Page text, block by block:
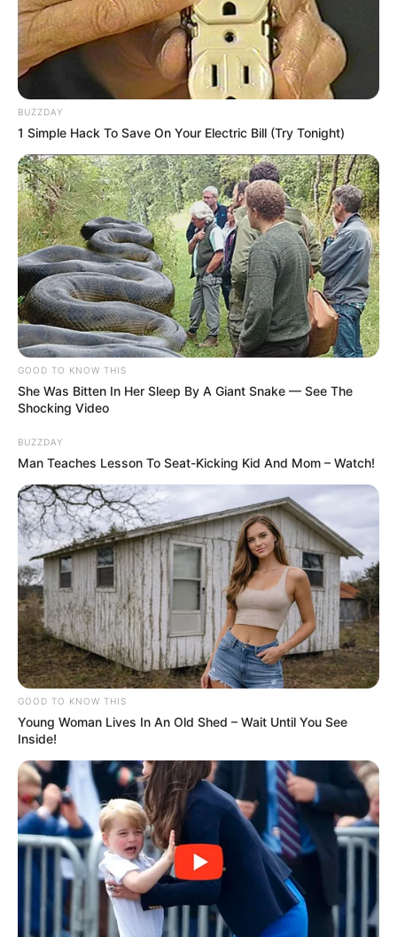
Plus belle la vie, encore
plus belle : Le père
d’Aya est proche de
Christopher Wolf
De son côté, Aya annonce à Jules qu’elle a
réussi à obtenir un rendez-vous avec
Christopher Wolf. Elle lui explique que sa mère
lui a appris les échecs, tandis que son père lui a
appris le poker. Le groupe se réunit ensuite pour
faire le point.
Aya leur révèle qu’elle a décroché un rendez-
vous avec Wolf pour le lendemain. Jules et Aya
à discréditer l’un des joueurs qui devait
pense donc que celui-ci acceptera de la
prendre à ses côtés pour jouer avec lui.
BUZZDAY
1 Simple Hack To Save On Your Electric Bill (Try Tonight)
GOOD TO KNOW THIS
She Was Bitten In Her Sleep By A Giant Snake — See The
Shocking Video
BUZZDAY
Man Teaches Lesson To Seat-Kicking Kid And Mom – Watch!
GOOD TO KNOW THIS
Young Woman Lives In An Old Shed – Wait Until You See
Inside!